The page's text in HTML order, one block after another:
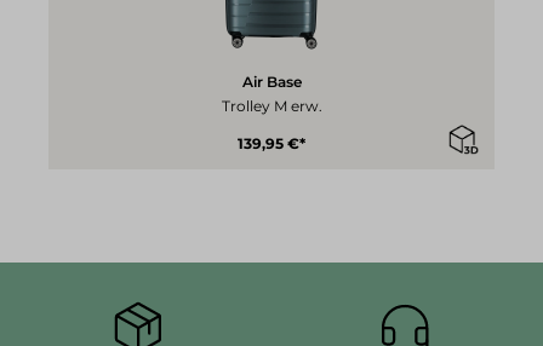
Air Base
Trolley M erw.
139,95 €*